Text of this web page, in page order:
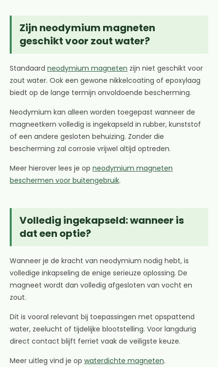
Zijn neodymium magneten
geschikt voor zout water?
Standaard neodymium magneten zijn niet geschikt voor
zout water. Ook een gewone nikkelcoating of epoxylaag
biedt op de lange termijn onvoldoende bescherming.
Neodymium kan alleen worden toegepast wanneer de
magneetkern volledig is ingekapseld in rubber, kunststof
of een andere gesloten behuizing. Zonder die
bescherming zal corrosie vrijwel altijd optreden.
Meer hierover lees je op neodymium magneten
beschermen voor buitengebruik.
Volledig ingekapseld: wanneer is
dat een optie?
Wanneer je de kracht van neodymium nodig hebt, is
volledige inkapseling de enige serieuze oplossing. De
magneet wordt dan volledig afgesloten van vocht en
zout.
Dit is vooral relevant bij toepassingen met opspattend
water, zeelucht of tijdelijke blootstelling. Voor langdurig
direct contact blijft ferriet vaak de veiligste keuze.
Meer uitleg vind je op waterdichte magneten.